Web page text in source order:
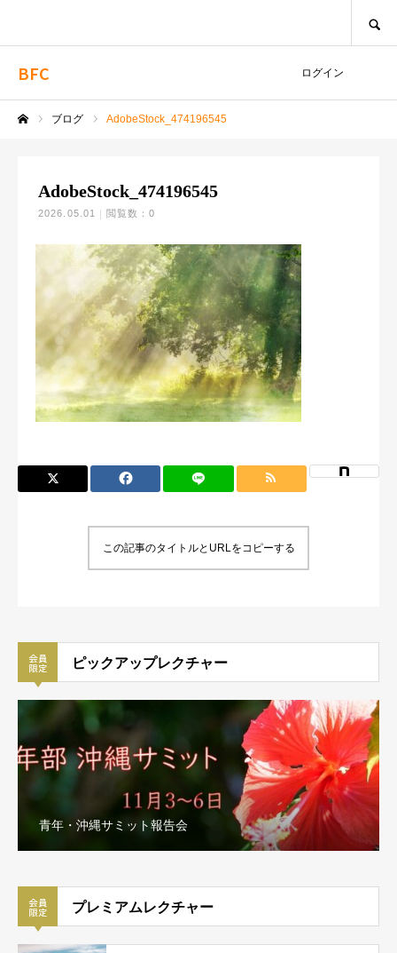
BFC ログイン
ブログ AdobeStock_474196545
AdobeStock_474196545
2026.05.01 閲覧数：0
この記事のタイトルとURLをコピーする
ピックアップレクチャー
青年・沖縄サミット報告会
プレミアムレクチャー